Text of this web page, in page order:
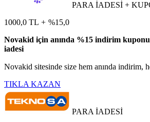
PARA İADESİ +
1000,0 TL + %15,0
Novakid için anında %15 indirim
iadesi
Novakid sitesinde size hem anında indirim,
TIKLA KAZAN
PARA İADESİ